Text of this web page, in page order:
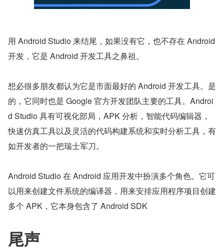
用 Android Studio 来结尾，如果没有它，也不存在 Android
开发，它是 Android 开发工具之鼻祖。
想必很多朋友都认为它是市面最好的 Android 开发工具。是
的，它同时也是 Google 官方开发团队主要的工具。Androi
d Studio 具有可视化部局，APK 分析，智能代码编辑器，
快速仿真工具以及灵活的代码构建系统和实时分析工具，有
如开发者的一把瑞士军刀。
Android Studio 在 Android 应用开发中扮演多个角色。它可
以用来创建文件系统的编译器，用来安排应用程序项目创建
多个 APK，它本身包含了 Android SDK
尾声